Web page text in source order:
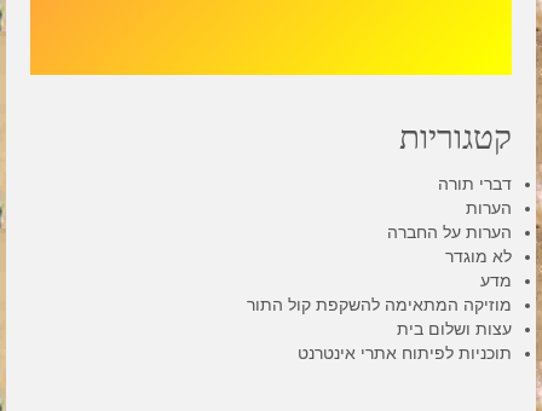
קטגוריות
דברי תורה
הערות
הערות על החברה
לא מוגדר
מדע
מוזיקה המתאימה להשקפת קול התור
עצות ושלום בית
תוכניות לפיתוח אתרי אינטרנט